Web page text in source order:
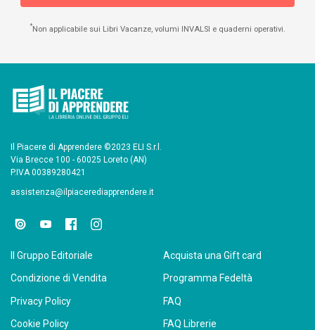
*Non applicabile sui Libri Vacanze, volumi INVALSI e quaderni operativi.
Il Piacere di Apprendere ©2023 ELI S.r.l.
Via Brecce 100 - 60025 Loreto (AN)
P.IVA 00389280421
assistenza@ilpiacerediapprendere.it
Il Gruppo Editoriale
Condizione di Vendita
Privacy Policy
Cookie Policy
Acquista una Gift card
Programma Fedeltà
FAQ
FAQ Librerie